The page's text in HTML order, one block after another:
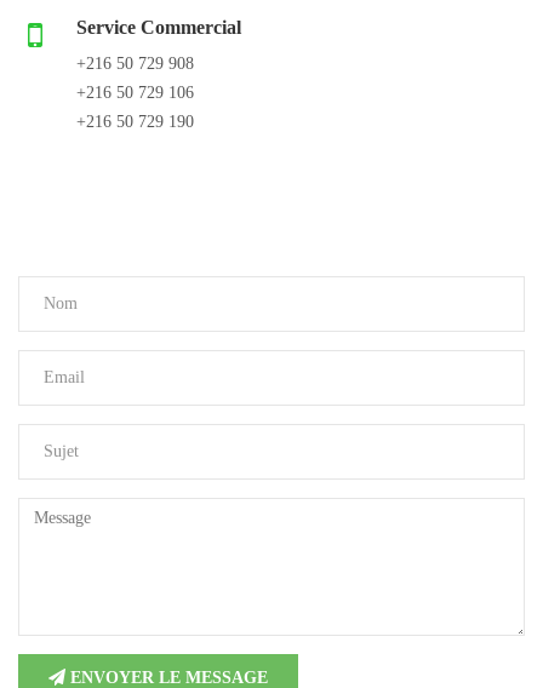
Service Commercial
+216 50 729 908
+216 50 729 106
+216 50 729 190
ENVOYER LE MESSAGE